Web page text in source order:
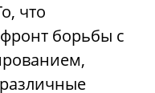
что
борьбы с